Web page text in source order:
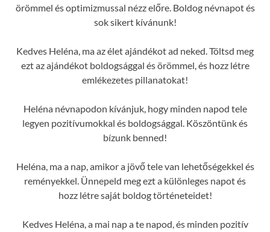
örömmel és optimizmussal nézz előre. Boldog névnapot és
sok sikert kívánunk!
Kedves Heléna, ma az élet ajándékot ad neked. Töltsd meg
ezt az ajándékot boldogsággal és örömmel, és hozz létre
emlékezetes pillanatokat!
Heléna névnapodon kívánjuk, hogy minden napod tele
legyen pozitívumokkal és boldogsággal. Köszöntünk és
bízunk benned!
Heléna, ma a nap, amikor a jövő tele van lehetőségekkel és
reményekkel. Ünnepeld meg ezt a különleges napot és
hozz létre saját boldog történeteidet!
Kedves Heléna, a mai nap a te napod, és minden pozitív